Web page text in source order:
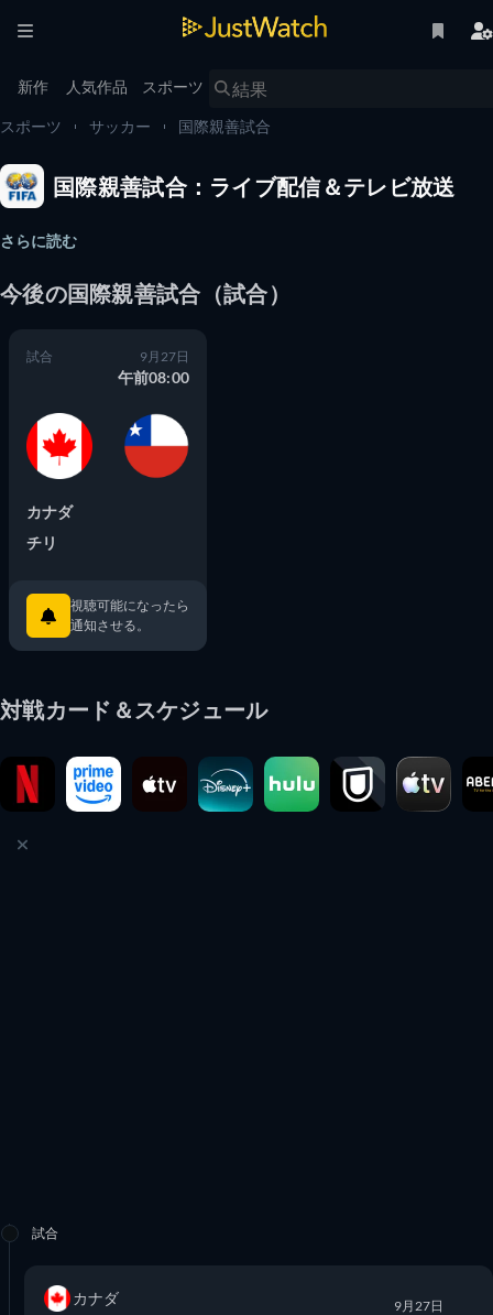
新作 人気作品 スポーツ
スポーツ サッカー 国際親善試合
国際親善試合：ライブ配信＆テレビ放送
さらに読む
今後の国際親善試合 （試合）
試合 9月27日
午前08:00
カナダ
チリ
視聴可能になったら
通知させる。
対戦カード＆スケジュール
試合
カナダ 9月27日